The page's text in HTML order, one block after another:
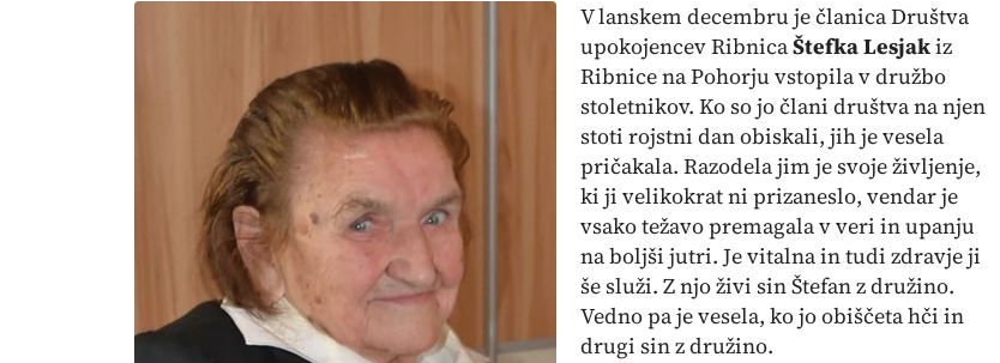
V lanskem decembru je članica Društva
upokojencev RibnicaŠtefka Lesjakiz
Ribnice na Pohorju vstopila v družbo
stoletnikov. Ko so jo člani društva na njen
stoti rojstni dan obiskali, jih je vesela
pričakala. Razodela jim je svoje življenje,
ki ji velikokrat ni prizaneslo, vendar je
vsako težavo premagala v veri in upanju
na boljši jutri. Je vitalna in tudi zdravje ji
še služi. Z njo živi sin Štefan z družino.
Vedno pa je vesela, ko jo obiščeta hči in
drugi sin z družino.